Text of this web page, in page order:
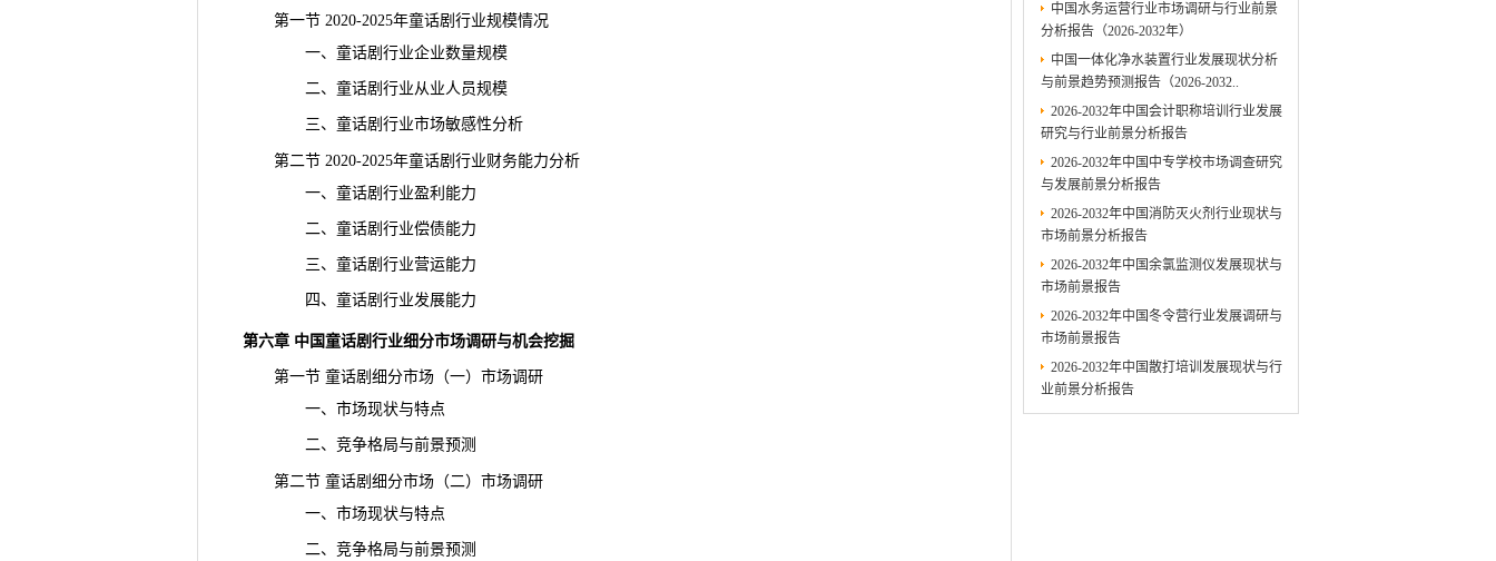
第一节 2020-2025年童话剧行业规模情况
一、童话剧行业企业数量规模
二、童话剧行业从业人员规模
三、童话剧行业市场敏感性分析
第二节 2020-2025年童话剧行业财务能力分析
一、童话剧行业盈利能力
二、童话剧行业偿债能力
三、童话剧行业营运能力
四、童话剧行业发展能力
第六章 中国童话剧行业细分市场调研与机会挖掘
第一节 童话剧细分市场（一）市场调研
一、市场现状与特点
二、竞争格局与前景预测
第二节 童话剧细分市场（二）市场调研
一、市场现状与特点
二、竞争格局与前景预测
中国水务运营行业市场调研与行业前景
分析报告（2026-2032年）
中国一体化净水装置行业发展现状分析
与前景趋势预测报告（2026-2032..
2026-2032年中国会计职称培训行业发展
研究与行业前景分析报告
2026-2032年中国中专学校市场调查研究
与发展前景分析报告
2026-2032年中国消防灭火剂行业现状与
市场前景分析报告
2026-2032年中国余氯监测仪发展现状与
市场前景报告
2026-2032年中国冬令营行业发展调研与
市场前景报告
2026-2032年中国散打培训发展现状与行
业前景分析报告